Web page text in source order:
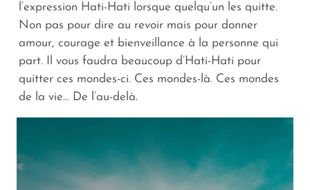
l’expression Hati-Hati lorsque quelqu’un les quitte.
Non pas pour dire au revoir mais pour donner
amour, courage et bienveillance à la personne qui
part. Il vous faudra beaucoup d’Hati-Hati pour
quitter ces mondes-ci. Ces mondes-là. Ces mondes
de la vie… De l’au-delà.